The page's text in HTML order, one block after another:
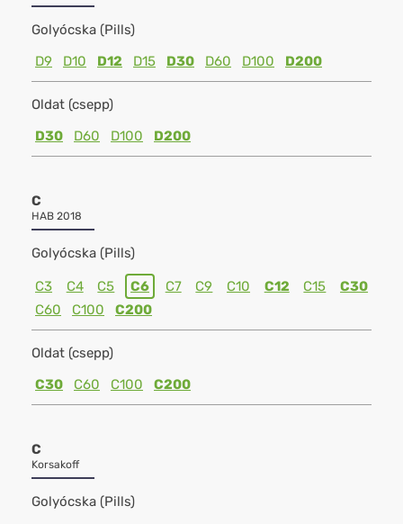
Golyócska (Pills)
D9
D10 D12 D15 D30 D60 D100 D200
Oldat (csepp)
D30
D60 D100 D200
C
HAB 2018
Golyócska (Pills)
C3 C4 C5 C6 C7 C9 C10 C12 C15
C30
C60
C100 C200
Oldat (csepp)
C30
C60 C100 C200
C
Korsakoff
Golyócska (Pills)